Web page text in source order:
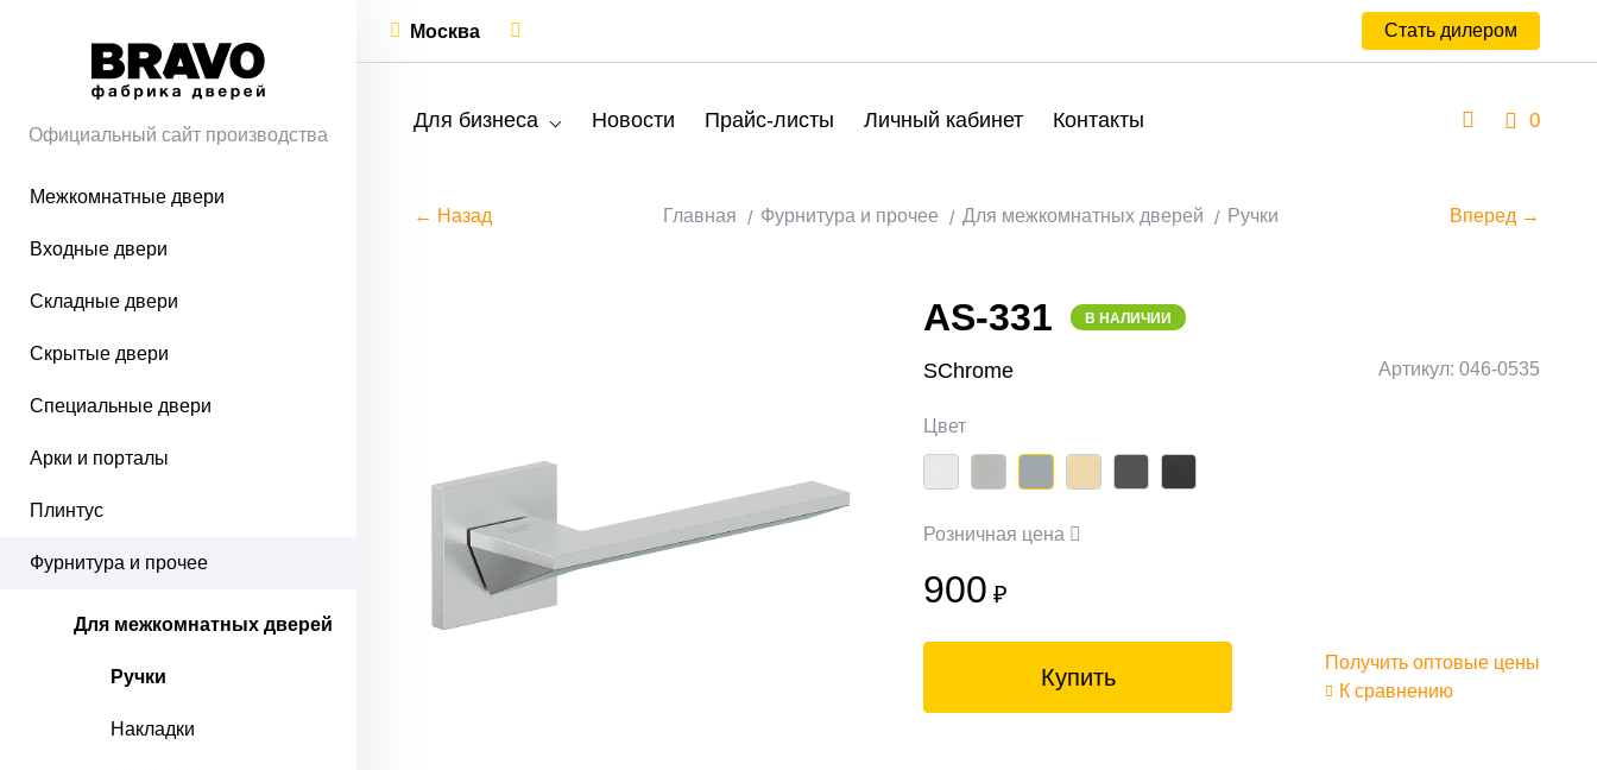
Официальный сайт производства
Межкомнатные двери
Входные двери
Складные двери
Скрытые двери
Специальные двери
Арки и порталы
Плинтус
Фурнитура и прочее
Для межкомнатных дверей
Ручки
Накладки
Москва Стать дилером
Для бизнеса Новости Прайс-листы Личный кабинет Контакты 0
← Назад Главная Фурнитура и прочее Для межкомнатных дверей Ручки Вперед →
AS-331 В НАЛИЧИИ
SChrome Артикул: 046-0535
Цвет
Розничная цена
900 ₽
Купить
Получить оптовые цены
К сравнению